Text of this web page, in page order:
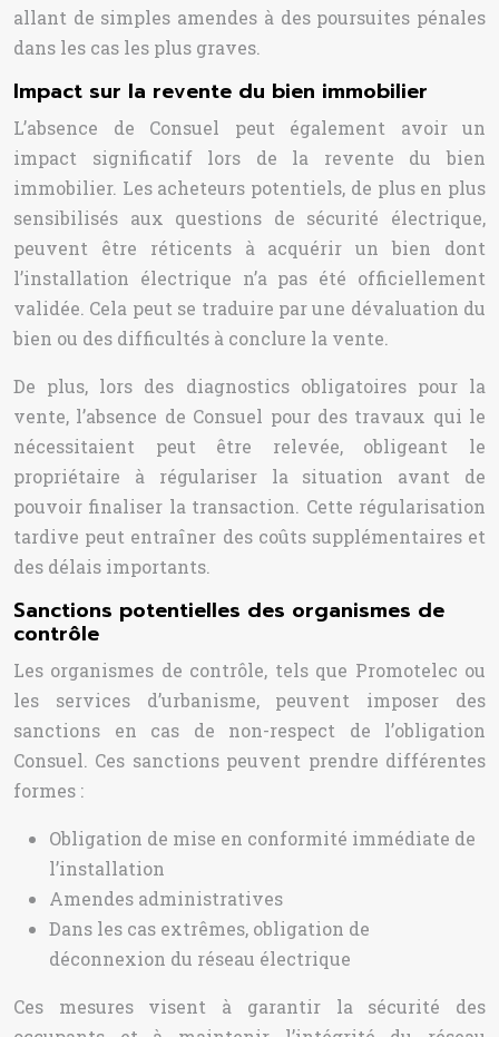
allant de simples amendes à des poursuites pénales
dans les cas les plus graves.
Impact sur la revente du bien immobilier
L’absence de Consuel peut également avoir un
impact significatif lors de la revente du bien
immobilier. Les acheteurs potentiels, de plus en plus
sensibilisés aux questions de sécurité électrique,
peuvent être réticents à acquérir un bien dont
l’installation électrique n’a pas été officiellement
validée. Cela peut se traduire par une dévaluation du
bien ou des difficultés à conclure la vente.
De plus, lors des diagnostics obligatoires pour la
vente, l’absence de Consuel pour des travaux qui le
nécessitaient peut être relevée, obligeant le
propriétaire à régulariser la situation avant de
pouvoir finaliser la transaction. Cette régularisation
tardive peut entraîner des coûts supplémentaires et
des délais importants.
Sanctions potentielles des organismes de
contrôle
Les organismes de contrôle, tels que Promotelec ou
les services d’urbanisme, peuvent imposer des
sanctions en cas de non-respect de l’obligation
Consuel. Ces sanctions peuvent prendre différentes
formes :
Obligation de mise en conformité immédiate de
l’installation
Amendes administratives
Dans les cas extrêmes, obligation de
déconnexion du réseau électrique
Ces mesures visent à garantir la sécurité des